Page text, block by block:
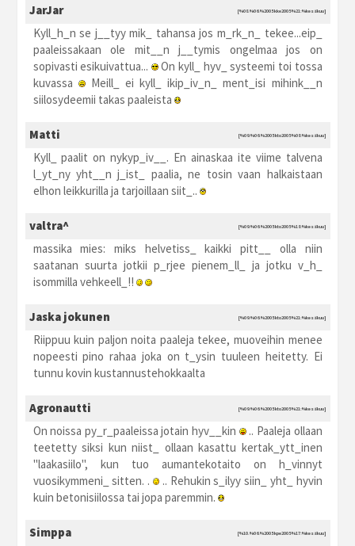
JarJar [%08.%06.%2005 kke2005 %21:%kesäkuu]
Kyll_h_n se j__tyy mik_ tahansa jos m_rk_n_ tekee...eip_
paaleissakaan ole mit__n j__tymis ongelmaa jos on
sopivasti esikuivattua...
On kyll_ hyv_ systeemi toi tossa
kuvassa
Meill_ ei kyll_ ikip_iv_n_ ment_isi mihink__n
siilosydeemii takas paaleista
Matti [%09.%06.%2005 kto2005 %08:%kesäkuu]
Kyll_ paalit on nykyp_iv__. En ainaskaa ite viime talvena
l_yt_ny yht__n j_ist_ paalia, ne tosin vaan halkaistaan
elhon leikkurilla ja tarjoillaan siit_..
valtra^ [%09.%06.%2005 kto2005 %18:%kesäkuu]
massika mies: miks helvetiss_ kaikki pitt__ olla niin
saatanan suurta jotkii p_rjee pienem_ll_ ja jotku v_h_
isommilla vehkeell_!!
Jaska jokunen [%09.%06.%2005 kto2005 %21:%kesäkuu]
Riippuu kuin paljon noita paaleja tekee, muoveihin menee
nopeesti pino rahaa joka on t_ysin tuuleen heitetty. Ei
tunnu kovin kustannustehokkaalta
Agronautti [%09.%06.%2005 kto2005 %21:%kesäkuu]
On noissa py_r_paaleissa jotain hyv__kin
.. Paaleja ollaan
teetetty siksi kun niist_ ollaan kasattu kertak_ytt_inen
"laakasiilo", kun tuo aumantekotaito on h_vinnyt
vuosikymmeni_ sitten. .
.. Rehukin s_ilyy siin_ yht_ hyvin
kuin betonisiilossa tai jopa paremmin.
Simppa [%10.%06.%2005 kpe2005 %17:%kesäkuu]